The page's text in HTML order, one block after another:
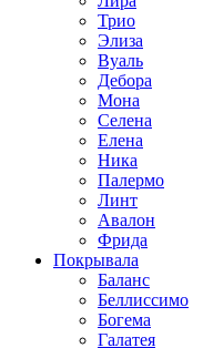
Трио
Элиза
Вуаль
Дебора
Мона
Селена
Елена
Ника
Палермо
Линт
Авалон
Фрида
Покрывала
Баланс
Беллиссимо
Богема
Галатея